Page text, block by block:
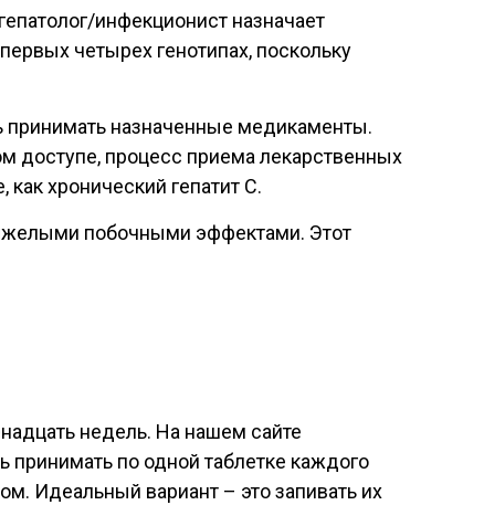
инфекционист назначает
четырех генотипах, поскольку
принимать назначенные медикаменты.
доступе, процесс приема лекарственных
хронический гепатит С.
побочными эффектами. Этот
недель. На нашем сайте
по одной таблетке каждого
Идеальный вариант – это запивать их